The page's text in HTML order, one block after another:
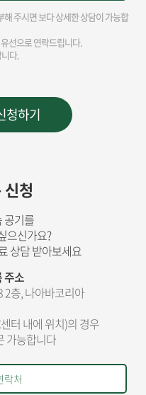
청
공기를
으신가요?
상담 받아보세요
주소
2층, 나아바코리아
터 내에 위치)의 경우
가능합니다